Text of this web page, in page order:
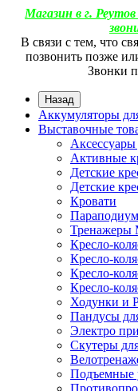
Магазин в г.
В связи с тем, что
позвонить позже
Звонки
Назад
Аккумуляторы
Выставочные
Аксессуары
Активные
Детские
Детские
Кровати
Параподиум
Тренажеры
Кресло-
Кресло-
Кресло-
Кресло-
Ходунки и
Пандусы
Электро
Скутеры
Подъемные